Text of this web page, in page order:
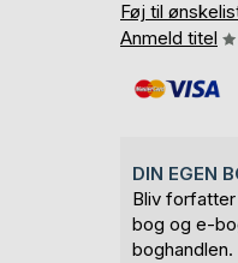
Føj til
Anmeld titel
DIN EGEN
Bliv
bog og e-
boghandlen.